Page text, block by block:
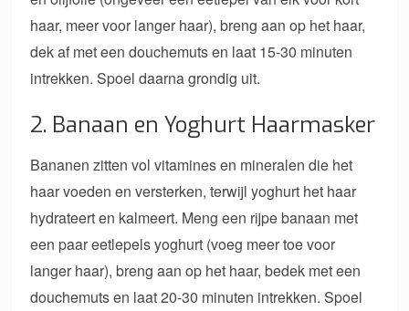
haar, meer voor langer haar), breng aan op het haar,
dek af met een douchemuts en laat 15-30 minuten
intrekken. Spoel daarna grondig uit.
2. Banaan en Yoghurt Haarmasker
Bananen zitten vol vitamines en mineralen die het
haar voeden en versterken, terwijl yoghurt het haar
hydrateert en kalmeert. Meng een rijpe banaan met
een paar eetlepels yoghurt (voeg meer toe voor
langer haar), breng aan op het haar, bedek met een
douchemuts en laat 20-30 minuten intrekken. Spoel